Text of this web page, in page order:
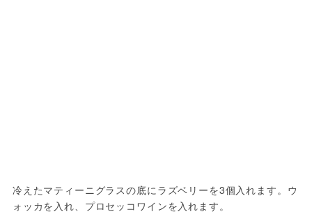
冷えたマティーニグラスの底にラズベリーを3個入れます。ウ
ォッカを入れ、プロセッコワインを入れます。